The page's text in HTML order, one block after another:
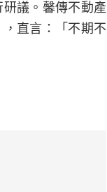
議。馨傳不動產
直言：「不期不